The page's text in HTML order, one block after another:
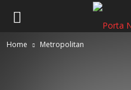
Home Metropolitan